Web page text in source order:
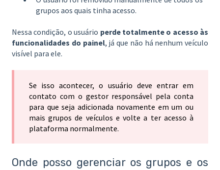
grupos aos quais tinha acesso.
Nessa condição, o usuário perde totalmente o acesso às
funcionalidades do painel, já que não há nenhum veículo
visível para ele.
Se isso acontecer, o usuário deve entrar em
contato com o gestor responsável pela conta
para que seja adicionada novamente em um ou
mais grupos de veículos e volte a ter acesso à
plataforma normalmente.
Onde posso gerenciar os grupos e os